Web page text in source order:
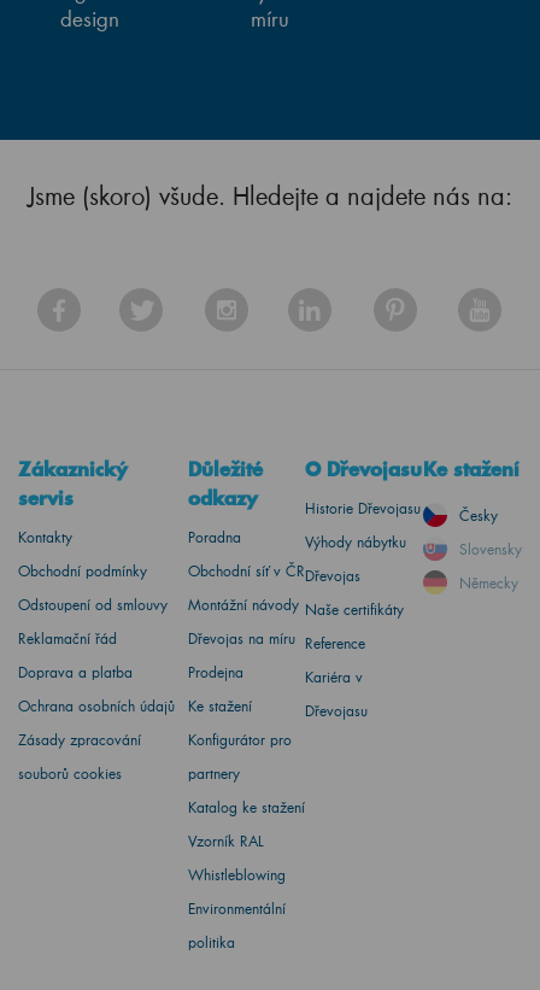
design
míru
Jsme (skoro) všude. Hledejte a najdete nás na:
Zákaznický
servis
Kontakty
Obchodní podmínky
Odstoupení od smlouvy
Reklamační řád
Doprava a platba
Ochrana osobních údajů
Zásady zpracování
souborů cookies
Důležité
odkazy
Poradna
Obchodní síť v ČR
Montážní návody
Dřevojas na míru
Prodejna
Ke stažení
Konfigurátor pro
partnery
Katalog ke stažení
Vzorník RAL
Whistleblowing
Environmentální
politika
O Dřevojasu
Historie Dřevojasu
Výhody nábytku
Dřevojas
Naše certifikáty
Reference
Kariéra v
Dřevojasu
Ke stažení
Česky
Slovensky
Německy